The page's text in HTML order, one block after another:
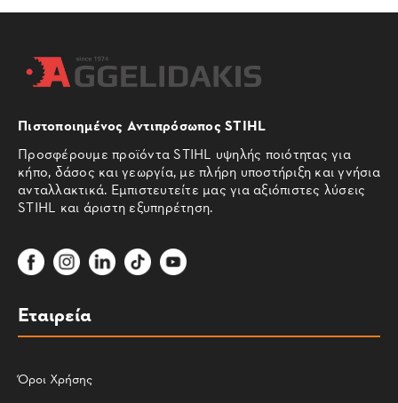
Πιστοποιημένος Αντιπρόσωπος STIHL
Προσφέρουμε προϊόντα STIHL υψηλής ποιότητας για
κήπο, δάσος και γεωργία, με πλήρη υποστήριξη και γνήσια
ανταλλακτικά. Εμπιστευτείτε μας για αξιόπιστες λύσεις
STIHL και άριστη εξυπηρέτηση.
Εταιρεία
Όροι Χρήσης